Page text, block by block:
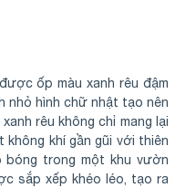
ốp màu xanh rêu đậm
nhỏ hình chữ nhật tạo nên
rêu không chỉ mang lại
khí gần gũi với thiên
bóng trong một khu vườn
sắp xếp khéo léo, tạo ra